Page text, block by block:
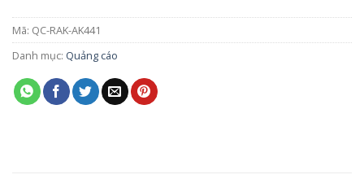
Mã: QC-RAK-AK441
Danh mục: Quảng cáo